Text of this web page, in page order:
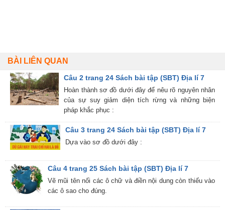
BÀI LIÊN QUAN
Câu 2 trang 24 Sách bài tập (SBT) Địa lí 7
Hoàn thành sơ đồ dưới đây để nêu rõ nguyên nhân
của sự suy giảm diện tích rừng và những biện
pháp khắc phục :
Câu 3 trang 24 Sách bài tập (SBT) Địa lí 7
Dựa vào sơ đồ dưới đây :
Câu 4 trang 25 Sách bài tập (SBT) Địa lí 7
Vẽ mũi tên nối các ô chữ và điền nội dung còn thiếu vào
các ô sao cho đúng.